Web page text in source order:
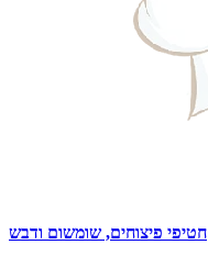
חטיפי פיצוחים, שומשום ודבש